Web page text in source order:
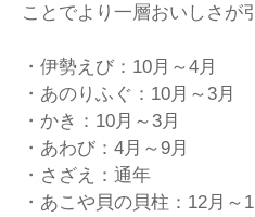
ことでより一層おいしさが
・伊勢えび：10月～4月
・あのりふぐ：10月～3月
・かき：10月～3月
・あわび：4月～9月
・さざえ：通年
・あこや貝の貝柱：12月～